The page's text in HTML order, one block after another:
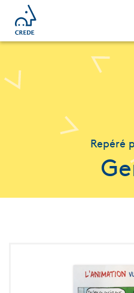
Repéré